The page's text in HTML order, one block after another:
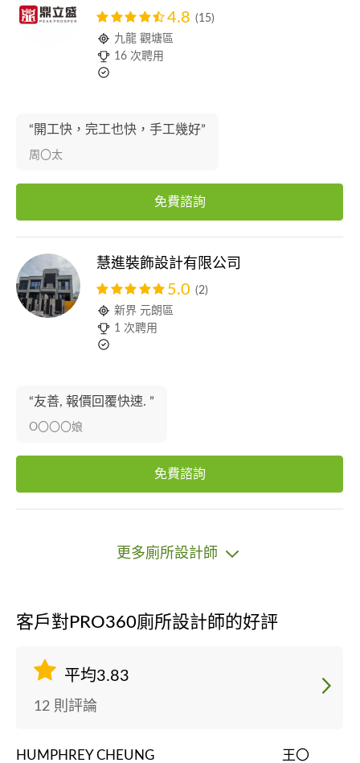
4.8 (15)
九龍 觀塘區
16 次聘用
“開工快，完工也快，手工幾好”
周〇太
免費諮詢
慧進裝飾設計有限公司
5.0 (2)
新界 元朗區
1 次聘用
“友善, 報價回覆快速. ”
O〇〇〇娘
免費諮詢
更多廁所設計師
客戶對PRO360廁所設計師的好評
平均3.83
12 則評論
HUMPHREY CHEUNG 王〇